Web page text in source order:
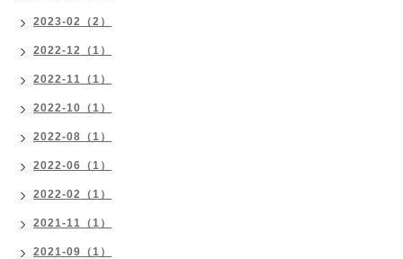
2023-02（2）
2022-12（1）
2022-11（1）
2022-10（1）
2022-08（1）
2022-06（1）
2022-02（1）
2021-11（1）
2021-09（1）